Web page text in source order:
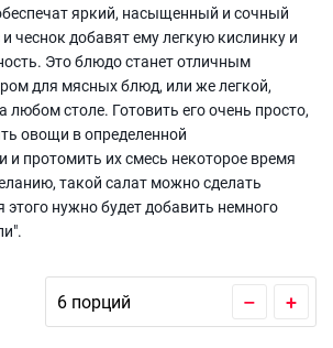
яркий, насыщенный и сочный
и чеснок добавят ему легкую кислинку и
Это блюдо станет отличным
для мясных блюд, или же легкой,
любом столе. Готовить его очень просто,
овощи в определенной
и протомить их смесь некоторое время
такой салат можно сделать
нужно будет добавить немного
– +